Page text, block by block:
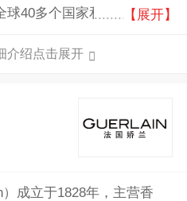
40多个国家和地区拥有数
【展开】
介绍点击展开
）成立于1828年，主营香